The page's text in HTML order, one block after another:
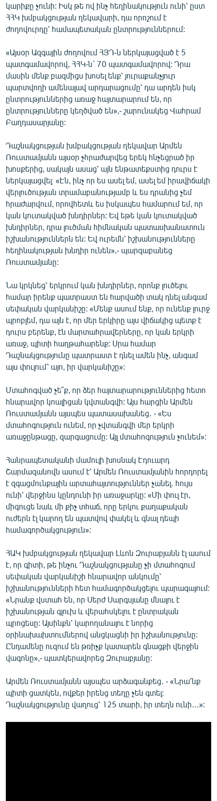
«Ազատության» բոլոր կայքերը
կարիքը չունի: Իսկ թե ով ինչ հեղինակություն ունի՝ ըստ
ՀՀԿ խմբակցության ղեկավարի, դա որոշում է
ժողովուրդը՝ համապետական ընտրություններում:
«Այսօր Ազգային ժողովում ՀՅԴ-ն ներկայացված է 5
պատգամավորով, ՀՀԿ-ն` 70 պատգամավորով: Դրա
մասին մենք բազմիցս խոսել ենք՝ յուրաքանչյուր
պարտվողի ամենալավ արդարացումը՝ դա արդեն իսկ
ընտրություններից առաջ հայտարարում են, որ
ընտրությունները կեղծված են»,- շարունակեց Վահրամ
Բաղդասարյանը:
Դաշնակցության խմբակցության ղեկավար Արմեն
Ռուստամյանն այսօր չհրաժարվեց երեկ հնչեցրած իր
խոսքերից, սակայն ասաց՝ այն ենթատեքստից դուրս է
ներկայացվել։ «Էն, ինչ որ ես ասել եմ, ասել եմ իրավիճակի
վերլուծության տրամաբանությամբ և ես դրանից չեմ
հրաժարվում, որովհետև ես իսկապես համարում եմ, որ
կան կուտակված խնդիրներ: Եվ եթե կան կուտակված
խնդիրներ, դրա լուծման հիմնական պատասխանատուն
իշխանություններն են: Եվ ուրեմն՝ իշխանությունները
հեղինակության խնդիր ունեն»,- պարզաբանեց
Ռուստամյանը:
Նա կրկնեց՝ երկրում կան խնդիրներ, որոնք լուծելու
համար իրենք պատրաստ են հարվածի տակ դնել անգամ
սեփական վարկանիշը: «Մենք ասում ենք, որ ունենք լուրջ
պրոբլեմ, դա այն է, որ մեր երկիրը այս վիճակից պետք է
դուրս բերենք, էն մարտահրավերները, որ կան երկրի
առաջ, պիտի հաղթահարենք: Սրա համար
Դաշնակցությունը պատրաստ է դնել ամեն ինչ, անգամ
այս փուլում՝ այո, իր վարկանիշը»:
Մտահոգված չե՞ք, որ ձեր հայտարարություններից հետո
հնարավոր կոալիցան կվտանգվի: Այս հարցին Արմեն
Ռուստամյանն այսպես պատասախանեց․ - «Ես
մտահոգություն ունեմ, որ չվտանգվի մեր երկրի
առաջընթացը, զարգացումը: Այլ մտահոգություն չունեմ»:
Հանրապետականի մամուլի խոսնակ Էդուարդ
Շարմազանովն ասում է՝ Արմեն Ռուստամյանին հորդորել
է զգացմունքային արտահայտություններ չանել․ հույս
ունի՝ վերջինս կընդունի իր առաջարկը: «Մի փուլ էր,
միգուցե նաև մի քիչ տհաճ, որը երկու քաղաքական
ուժերն էլ կարող են պատվով փակել և գնալ դեպի
համագործակցություն»:
ՀԱԿ խմբակցության ղեկավար Լևոն Զուրաբյանն էլ ասում
է, որ գիտի, թե ինչու Դաշնակցությանը չի մտահոգում
սեփական վարկանիշի հնարավոր անկումը՝
իշխանությունների հետ համագործակցելու պարագայում:
«Նրանք վստահ են, որ Սերժ Սարգսյանը մնալու է
իշխանության գլուխ և վերահսկելու է ընտրական
պրոցեսը: Այսինքն՝ կարողանալու է նորից
օրինախախտումներով անցկացնի իր իշխանությունը:
Ընդամենը ուզում են թռիչք կատարեն գնացքի վերջին
վագոնը»,- պատկերավորեց Զուրաբյանը:
Արմեն Ռուստամյանն այսպես արձագանքեց․ - «Նրա՛նք
պիտի ցատկեն, ովքեր իրենց տեղը չեն գտել:
Դաշնակցությունը վաղուց՝ 125 տարի, իր տեղն ունի․․․»: